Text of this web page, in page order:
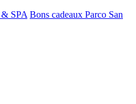
SPA Bons cadeaux Parco San